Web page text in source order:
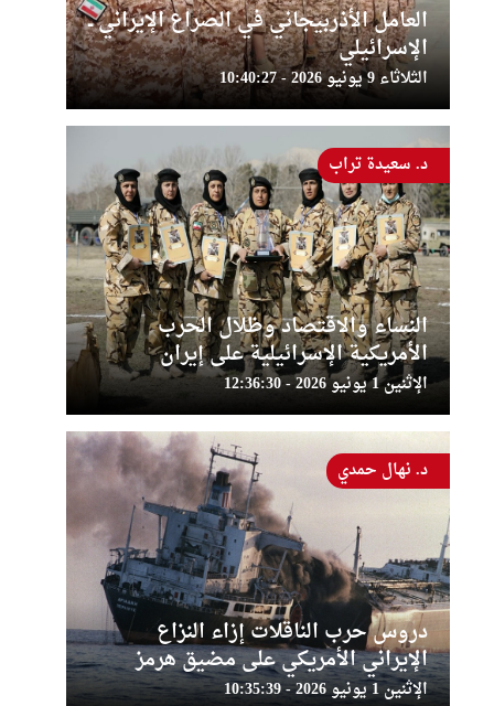
العامل الأذربيجاني في الصراع الإيراني ــ
الإسرائيلي
الثلاثاء 9 يونيو 2026 - 10:40:27
النساء والاقتصاد وظلال الحرب
الأمريكية الإسرائيلية على إيران
الإثنين 1 يونيو 2026 - 12:36:30
د. سعيدة تراب
دروس حرب الناقلات إزاء النزاع
الإيراني الأمريكي على مضيق هرمز
الإثنين 1 يونيو 2026 - 10:35:39
د. نهال حمدي